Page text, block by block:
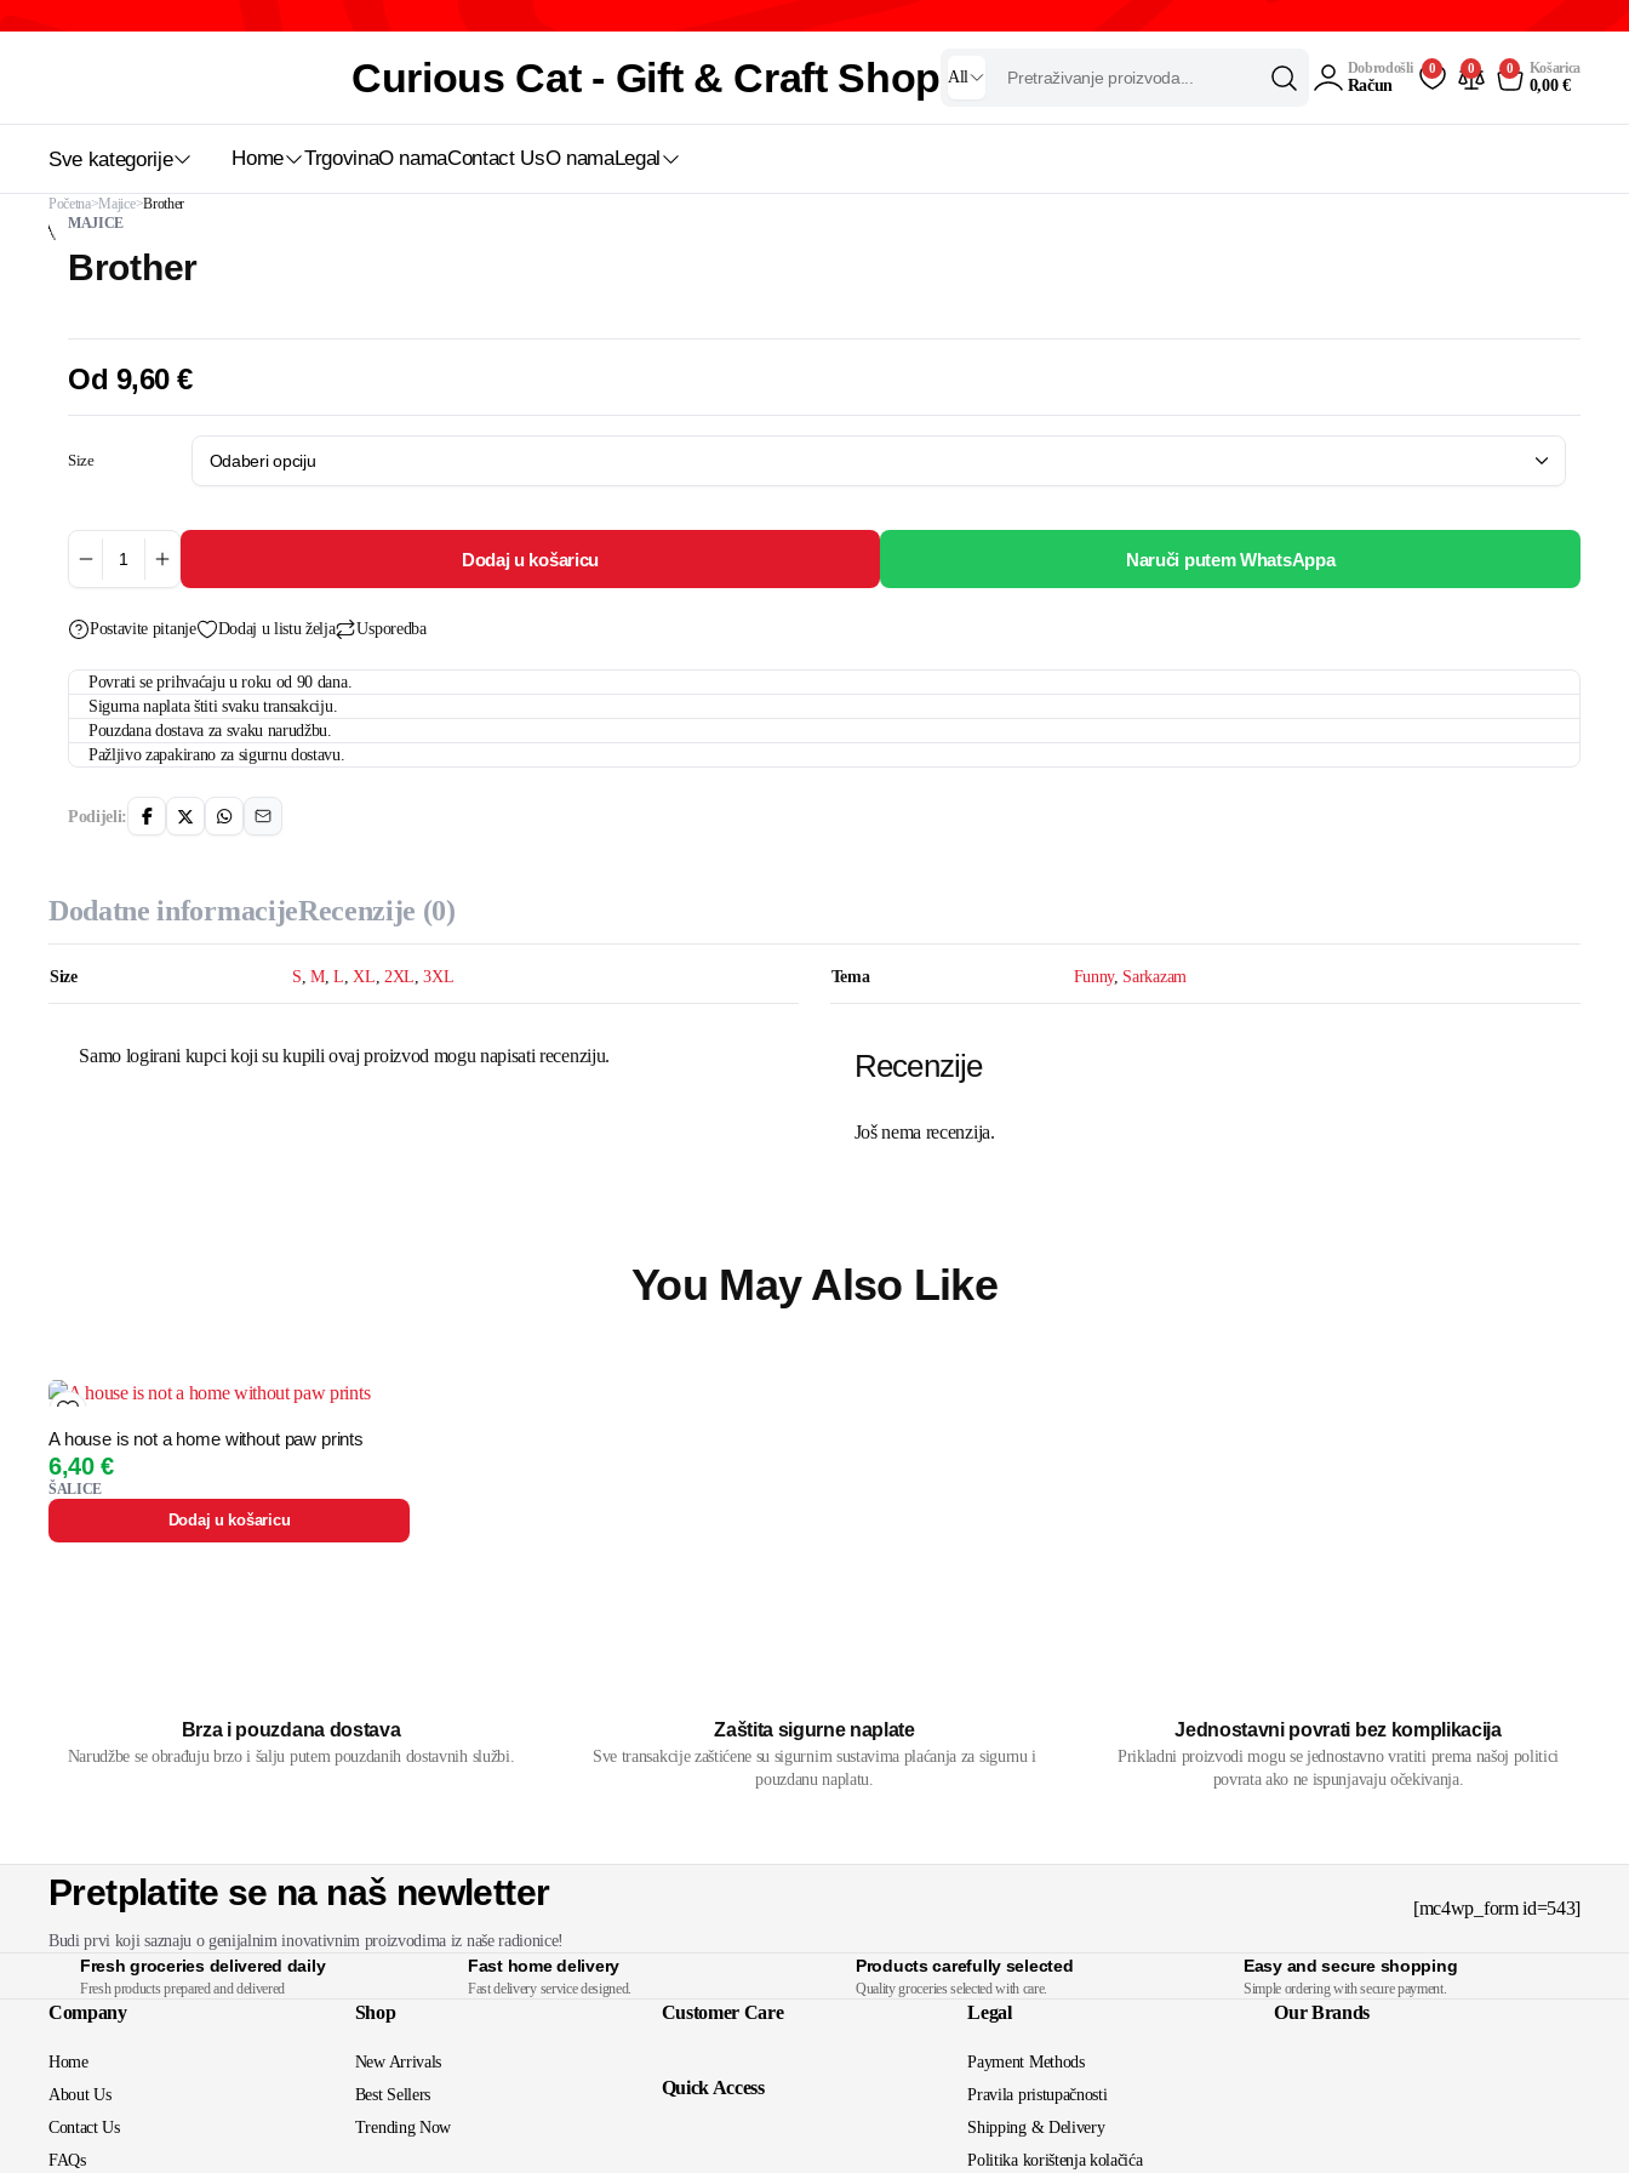
Curious Cat - Gift & Craft Shop All Dobrodošli
Račun
0 0 0 Košarica
0,00 €
Sve kategorije Home TrgovinaO namaContact UsO namaLegal
Početna Majice Brother
MAJICE
Brother
Od 9,60€
Size
Brother
količina
Dodaj u košaricu Naruči putem WhatsAppa
Postavite pitanje Dodaj u listu želja Usporedba
Povrati se prihvaćaju u roku od 90 dana.
Sigurna naplata štiti svaku transakciju.
Pouzdana dostava za svaku narudžbu.
Pažljivo zapakirano za sigurnu dostavu.
Podijeli:
Dodatne informacijeRecenzije (0)
Size S,M,L,XL, 2XL,3XL Tema Funny, Sarkazam
Recenzije
Još nema recenzija.
Samo logirani kupci koji su kupili ovaj proizvod mogu napisati recenziju.
You May Also Like
A house is not a home without paw prints
6,40 €
ŠALICE
Dodaj u košaricu
Brza i pouzdana dostava
Narudžbe se obrađuju brzo i šalju putem pouzdanih dostavnih službi.
Zaštita sigurne naplate
Sve transakcije zaštićene su sigurnim sustavima plaćanja za sigurnu i
pouzdanu naplatu.
Jednostavni povrati bez komplikacija
Prikladni proizvodi mogu se jednostavno vratiti prema našoj politici
povrata ako ne ispunjavaju očekivanja.
Pretplatite se na naš newletter
Budi prvi koji saznaju o genijalnim inovativnim proizvodima iz naše radionice!
[mc4wp_form id=543]
Fresh groceries delivered daily
Fresh products prepared and delivered
Fast home delivery
Fast delivery service designed.
Products carefully selected
Quality groceries selected with care.
Easy and secure shopping
Simple ordering with secure payment.
Company
Home
About Us
Contact Us
FAQs
Shop
New Arrivals
Best Sellers
Trending Now
Customer Care
Quick Access
Legal
Payment Methods
Pravila pristupačnosti
Shipping & Delivery
Politika korištenja kolačića
Our Brands